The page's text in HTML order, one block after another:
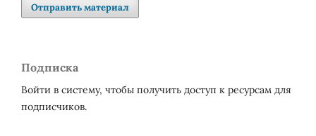
Отправить материал
Подписка
Войти в систему, чтобы получить доступ к ресурсам для
подписчиков.